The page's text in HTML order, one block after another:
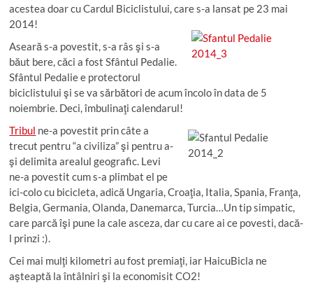
acestea doar cu Cardul Biciclistului, care s-a lansat pe 23 mai
2014!
Aseară s-a povestit, s-a râs şi s-a
băut bere, căci a fost Sfântul Pedalie.
Sfântul Pedalie e protectorul
biciclistului şi se va sărbători de acum încolo în data de 5
noiembrie. Deci, îmbulinaţi calendarul!
Tribul ne-a povestit prin câte a
trecut pentru “a civiliza” şi pentru a-
şi delimita arealul geografic. Levi
ne-a povestit cum s-a plimbat el pe
ici-colo cu bicicleta, adică Ungaria, Croaţia, Italia, Spania, Franţa,
Belgia, Germania, Olanda, Danemarca, Turcia…Un tip simpatic,
care parcă îşi pune la cale asceza, dar cu care ai ce povesti, dacă-
l prinzi :).
Cei mai mulţi kilometri au fost premiaţi, iar HaicuBicla ne
aşteaptă la întâlniri şi la economisit CO­2!